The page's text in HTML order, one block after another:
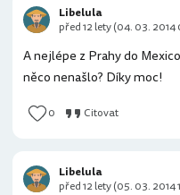
A nejlépe z Prahy do
něco nenašlo? Díky moc!
0 Citovat
Libelula
před 12 lety (04. 03. 2014
Libelula
před 12 lety (05. 03. 2014